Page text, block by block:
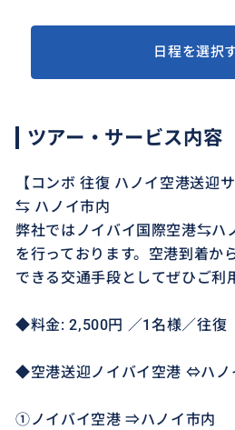
日程を選択
ツアー・サービス内容
【コンボ 往復 ハノイ空港送迎
⇆ ハノイ市内
弊社ではノイバイ国際空港⇆ハ
を行っております。空港到着か
できる交通手段としてぜひご利
◆料金: 2,500円 ／1名様／往復
◆空港送迎ノイバイ空港 ⇔ハノ
①ノイバイ空港 ⇒ハノイ市内